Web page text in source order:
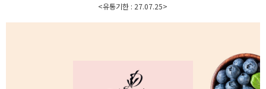
<유통기한 : 27.07.25>